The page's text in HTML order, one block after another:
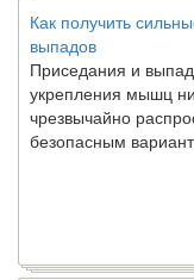
Как получить
выпадов
Приседания и
укрепления мышц
чрезвычайно
безопасным